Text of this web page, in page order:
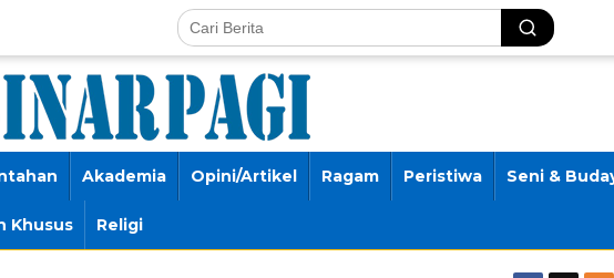
Akademia Opini/Artikel Ragam Peristiwa Seni &
Khusus Religi